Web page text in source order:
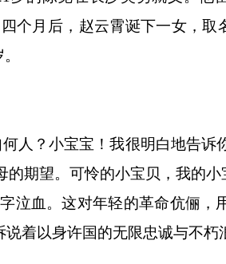
个月后，赵云霄诞下一女，取
？小宝宝！我很明白地告诉
期望。可怜的小宝贝，我的小
血。这对年轻的革命伉俪，
着以身许国的无限忠诚与不朽